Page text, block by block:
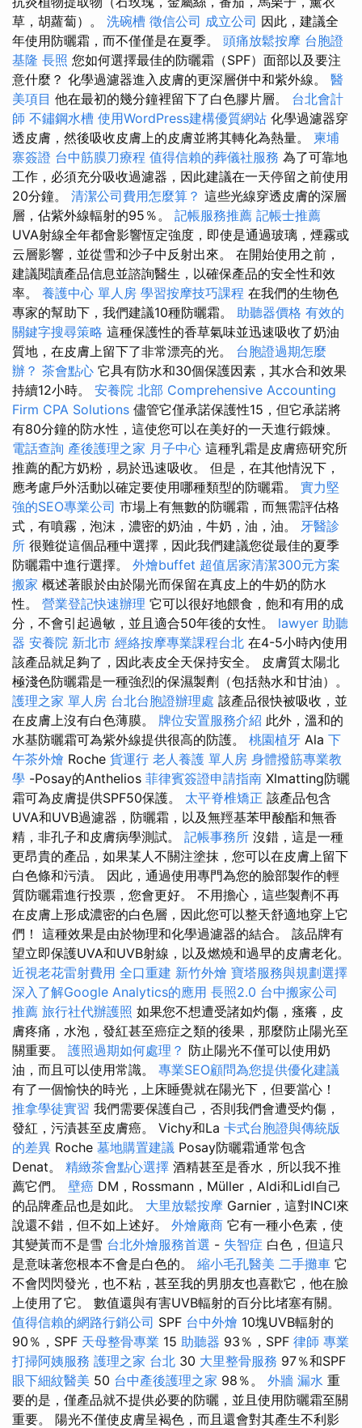
草，胡蘿蔔）。 洗碗槽 徵信公司 成立公司 因此，建議全
年使用防曬霜，而不僅僅是在夏季。 頭痛放鬆按摩 台胞證
基隆 長照 您如何選擇最佳的防曬霜（SPF）面部以及要注
意什麼？ 化學過濾器進入皮膚的更深層併中和紫外線。 醫
美項目 他在最初的幾分鐘裡留下了白色膠片層。 台北會計
師 不鏽鋼水槽 使用WordPress建構優質網站 化學過濾器穿
透皮膚，然後吸收皮膚上的皮膚並將其轉化為熱量。 柬埔
寨簽證 台中筋膜刀療程 值得信賴的葬儀社服務 為了可靠地
工作，必須充分吸收過濾器，因此建議在一天停留之前使用
20分鐘。 清潔公司費用怎麼算？ 這些光線穿透皮膚的深層
層，佔紫外線輻射的95％。 記帳服務推薦 記帳士推薦
UVA射線全年都會影響恆定強度，即使是通過玻璃，煙霧或
云層影響，並從雪和沙子中反射出來。 在開始使用之前，
建議閱讀產品信息並諮詢醫生，以確保產品的安全性和效
率。 養護中心 單人房 學習按摩技巧課程 在我們的生物色
專家的幫助下，我們建議10種防曬霜。 助聽器價格 有效的
關鍵字搜尋策略 這種保護性的香草氣味並迅速吸收了奶油
質地，在皮膚上留下了非常漂亮的光。 台胞證過期怎麼
辦？ 茶會點心 它具有防水和30個保護因素，其水合和效果
持續12小時。 安養院 北部 Comprehensive Accounting
Firm CPA Solutions 儘管它僅承諾保護性15，但它承諾將
有80分鐘的防水性，這使您可以在美好的一天進行鍛煉。
電話查詢 產後護理之家 月子中心 這種乳霜是皮膚癌研究所
推薦的配方奶粉，易於迅速吸收。 但是，在其他情況下，
應考慮戶外活動以確定要使用哪種類型的防曬霜。 實力堅
強的SEO專業公司 市場上有無數的防曬霜，而無需評估格
式，有噴霧，泡沫，濃密的奶油，牛奶，油，油。 牙醫診
所 很難從這個品種中選擇，因此我們建議您從最佳的夏季
防曬霜中進行選擇。 外燴buffet 超值居家清潔300元方案
搬家 概述著眼於由於陽光而保留在真皮上的牛奶的防水
性。 營業登記快速辦理 它可以很好地餵食，飽和有用的成
分，不會引起過敏，並且適合50年後的女性。 lawyer 助聽
器 安養院 新北市 經絡按摩專業課程台北 在4-5小時內使用
該產品就足夠了，因此表皮全天保持安全。 皮膚質太陽北
極淺色防曬霜是一種強烈的保濕製劑（包括熱水和甘油）。
護理之家 單人房 台北台胞證辦理處 該產品很快被吸收，並
在皮膚上沒有白色薄膜。 牌位安置服務介紹 此外，溫和的
水基防曬霜可為紫外線提供很高的防護。 桃園植牙 Ala 下
午茶外燴 Roche 貨運行 老人養護 單人房 身體撥筋專業教
學 -Posay的Anthelios 菲律賓簽證申請指南 Xlmatting防曬
霜可為皮膚提供SPF50保護。 太平脊椎矯正 該產品包含
UVA和UVB過濾器，防曬霜，以及無羥基苯甲酸酯和無香
精，非孔子和皮膚病學測試。 記帳事務所 沒錯，這是一種
更昂貴的產品，如果某人不關注塗抹，您可以在皮膚上留下
白色條和污漬。 因此，通過使用專門為您的臉部製作的輕
質防曬霜進行投票，您會更好。 不用擔心，這些製劑不再
在皮膚上形成濃密的白色層，因此您可以整天舒適地穿上它
們！ 這種效果是由於物理和化學過濾器的結合。 該品牌有
望立即保護UVA和UVB射線，以及燃燒和過早的皮膚老化。
近視老花雷射費用 全口重建 新竹外燴 寶塔服務與規劃選擇
深入了解Google Analytics的應用 長照2.0 台中搬家公司
推薦 旅行社代辦護照 如果您不想遭受諸如灼傷，瘙癢，皮
膚疼痛，水泡，發紅甚至癌症之類的後果，那麼防止陽光至
關重要。 護照過期如何處理？ 防止陽光不僅可以使用奶
油，而且可以使用常識。 專業SEO顧問為您提供優化建議
有了一個愉快的時光，上床睡覺就在陽光下，但要當心！
推拿學徒實習 我們需要保護自己，否則我們會遭受灼傷，
發紅，污漬甚至皮膚癌。 Vichy和La 卡式台胞證與傳統版
的差異 Roche 墓地購置建議 Posay防曬霜通常包含
Denat。 精緻茶會點心選擇 酒精甚至是香水，所以我不推
薦它們。 壁癌 DM，Rossmann，Müller，Aldi和Lidl自己
的品牌產品也是如此。 大里放鬆按摩 Garnier，這對INCI來
說還不錯，但不如上述好。 外燴廠商 它有一種小色素，使
其變黃而不是雪 台北外燴服務首選 - 失智症 白色，但這只
是意味著您根本不會是白色的。 縮小毛孔醫美 二手攤車 它
不會閃閃發光，也不粘，甚至我的男朋友也喜歡它，他在臉
上使用了它。 數值還與有害UVB輻射的百分比堵塞有關。
值得信賴的網路行銷公司 SPF 台中外燴 10塊UVB輻射的
90％，SPF 天母整骨專業 15 助聽器 93％，SPF 律師 專業
打掃阿姨服務 護理之家 台北 30 大里整骨服務 97％和SPF
眼下細紋醫美 50 台中產後護理之家 98％。 外牆 漏水 重
要的是，僅產品就不提供必要的防曬，並且使用防曬霜至關
重要。 陽光不僅使皮膚呈褐色，而且還會對其產生不利影